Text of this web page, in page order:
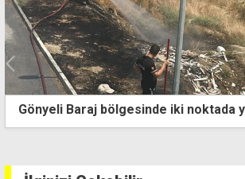
Gönyeli Baraj bölgesinde iki noktada